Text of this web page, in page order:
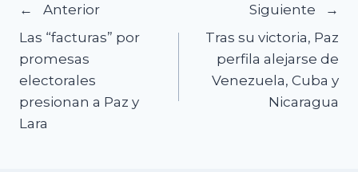
Navegación
de
entradas
Anterior
Las “facturas” por
promesas
electorales
presionan a Paz y
Lara
Siguiente
Tras su victoria, Paz
perfila alejarse de
Venezuela, Cuba y
Nicaragua